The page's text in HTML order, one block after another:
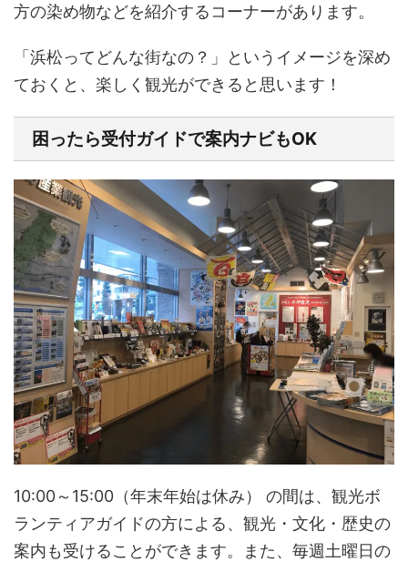
方の染め物などを紹介するコーナーがあります。
「浜松ってどんな街なの？」というイメージを深め
ておくと、楽しく観光ができると思います！
困ったら受付ガイドで案内ナビもOK
10:00～15:00（年末年始は休み） の間は、観光ボ
ランティアガイドの方による、観光・文化・歴史の
案内も受けることができます。また、毎週土曜日の